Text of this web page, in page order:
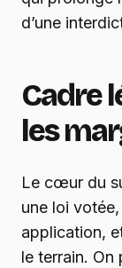
d’une
Cadre
les
Le cœur du
une loi
application,
le terrain. On